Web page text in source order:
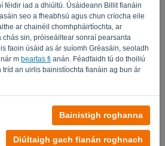
féidir iad a dhiúltú. Úsáideann Billit fianáin
seo a fheabhsú agus chun críocha eile
ar chainéil chomhpháirtíochta, ar
sin, próiseáiltear sonraí pearsanta
faoin úsáid as ár suíomh Gréasáin, seoladh
m beartas fi anán. Féadfaidh tú do thoiliú
tríd an uirlis bainistíochta fianáin ag bun ár
Bainistigh roghanna
Diúltaigh gach fianán roghnach
a dhéanamh ar mo thuairiscintí táirgí..
do thriail saor in aisce